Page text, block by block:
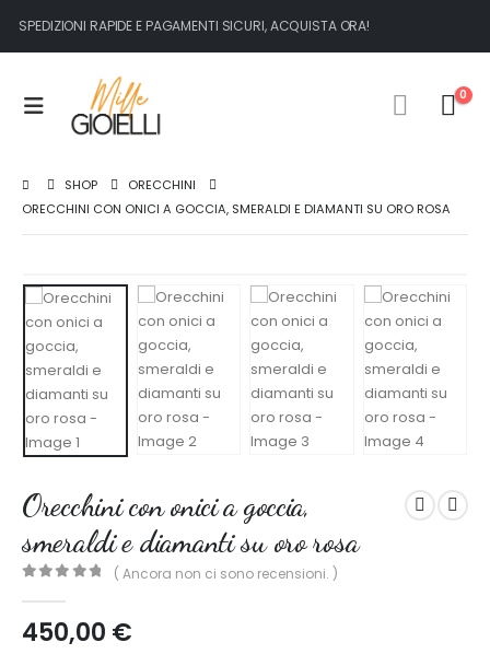
SPEDIZIONI RAPIDE E PAGAMENTI SICURI, ACQUISTA ORA!
0
SHOP
ORECCHINI
ORECCHINI CON ONICI A GOCCIA, SMERALDI E DIAMANTI SU ORO ROSA
Orecchini con onici a goccia,
smeraldi e diamanti su oro rosa
( Ancora non ci sono recensioni. )
450,00 €